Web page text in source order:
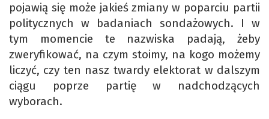
pojawią się może jakieś zmiany w poparciu partii
politycznych w badaniach sondażowych. I w
tym momencie te nazwiska padają, żeby
zweryfikować, na czym stoimy, na kogo możemy
liczyć, czy ten nasz twardy elektorat w dalszym
ciągu poprze partię w nadchodzących
wyborach.